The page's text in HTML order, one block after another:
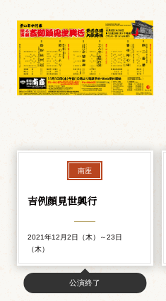
南座
吉例顔見世興行
2021年12月2日（木）～23日
（木）
公演終了